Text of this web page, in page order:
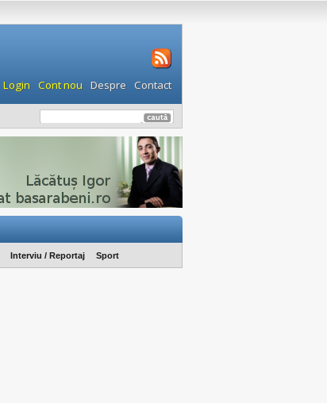
Login Cont nou Despre Contact
Interviu / Reportaj Sport